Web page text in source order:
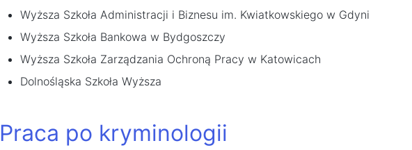
Wyższa Szkoła Administracji i Biznesu im. Kwiatkowskiego w Gdyni
Wyższa Szkoła Bankowa w Bydgoszczy
Wyższa Szkoła Zarządzania Ochroną Pracy w Katowicach
Dolnośląska Szkoła Wyższa
Praca po kryminologii